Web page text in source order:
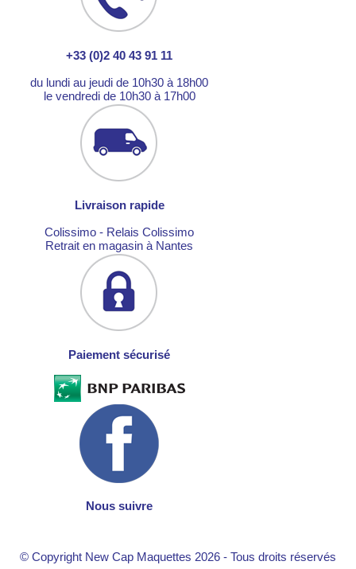
+33 (0)2 40 43 91 11
du lundi au jeudi de 10h30 à 18h00
le vendredi de 10h30 à 17h00
Livraison rapide
Colissimo - Relais Colissimo
Retrait en magasin à Nantes
Paiement sécurisé
Nous suivre
© Copyright New Cap Maquettes 2026 - Tous droits réservés